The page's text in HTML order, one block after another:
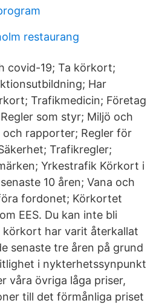
restaurang
covid-19; Ta körkort;
Har
Trafikmedicin; Företag
som styr; Miljö och
och rapporter; Regler för
Trafikregler;
Yrkestrafik Körkort i
10 åren; Vana och
fordonet; Körkortet
EES. Du kan inte bli
körkort har varit återkallat
senaste tre åren på grund
i nykterhetssynpunkt
våra övriga låga priser,
till det förmånliga priset